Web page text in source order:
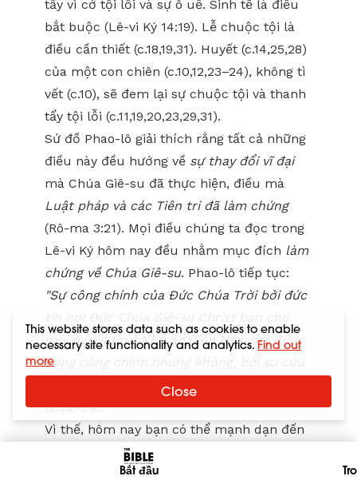
Bắt đầu
tẩy vì cớ tội lỗi và sự ô uế. Sinh tế là điều
bắt buộc (Lê-vi Ký 14:19). Lễ chuộc tội là
điều cần thiết (c.18,19,31). Huyết (c.14,25,28)
của một con chiên (c.10,12,23–24), không tì
vết (c.10), sẽ đem lại sự chuộc tội và thanh
tẩy tội lỗi (c.11,19,20,23,29,31).
Sứ đồ Phao-lô giải thích rằng tất cả những
điều này đều hướng về sự thay đổi vĩ đại
mà Chúa Giê-su đã thực hiện, điều mà
Luật pháp và các Tiên tri đã làm chứng
(Rô-ma 3:21). Mọi điều chúng ta đọc trong
Lê-vi Ký hôm nay đều nhằm mục đích làm
chứng về Chúa Giê-su. Phao-lô tiếp tục:
"Sự công chính của Đức Chúa Trời bởi đức
mọi người tin... Nhờ ân điển Ngài mà được
xưng công chính nhưng không, bởi sự cứu
chuộc trong Đức Chúa Giê-su Christ"
(c.22–24).
Vì thế, hôm nay bạn có thể mạnh dạn đến
gần Đức Chúa Trời. Trong Lê-vi Ký, chúng
ta đọc thấy sự thanh tẩy diễn ra qua nước
This website stores data such as cookies to enable
necessary site functionality and analytics. Find out
more
Close